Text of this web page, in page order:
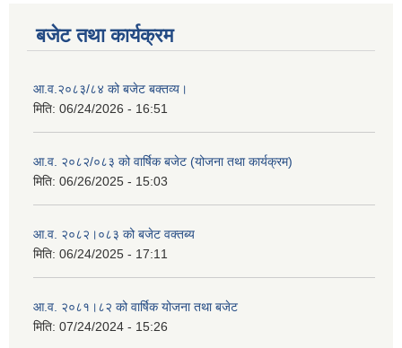
बजेट तथा कार्यक्रम
आ.व.२०८३/८४ को बजेट बक्तव्य।
मिति: 06/24/2026 - 16:51
आ.व. २०८२/०८३ को वार्षिक बजेट (योजना तथा कार्यक्रम)
मिति: 06/26/2025 - 15:03
आ.व. २०८२।०८३ को बजेट वक्तब्य
मिति: 06/24/2025 - 17:11
आ.व. २०८१।८२ को वार्षिक योजना तथा बजेट
मिति: 07/24/2024 - 15:26